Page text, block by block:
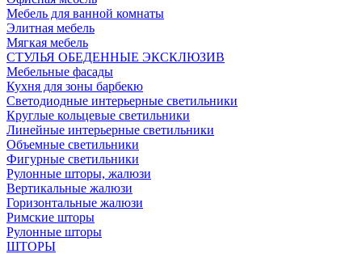
Мебель для ванной комнаты
Элитная мебель
Мягкая мебель
СТУЛЬЯ ОБЕДЕННЫЕ ЭКСКЛЮЗИВ
Мебельные фасады
Кухня для зоны барбекю
Светодиодные интерьерные светильники
Круглые кольцевые светильники
Линейные интерьерные светильники
Объемные светильники
Фигурные светильники
Рулонные шторы, жалюзи
Вертикальные жалюзи
Горизонтальные жалюзи
Римские шторы
Рулонные шторы
ШТОРЫ